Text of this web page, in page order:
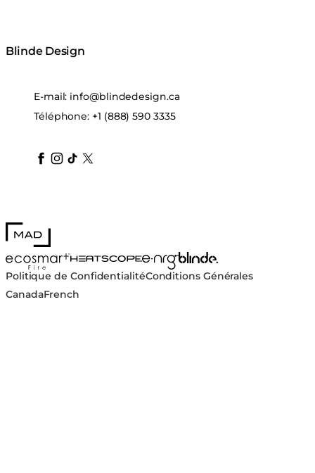
Blinde Design
E-mail: info@blindedesign.ca
Téléphone: +1 (888) 590 3335
blindedesign
blindedesign
blindedesign
blinde-design
blindedesign
MAD Design
EcoSmart FireHEATSCOPE® Heaters
e-NRG Bioethanol
Blinde Design
Politique de ConfidentialitéConditions Générales
CanadaFrench